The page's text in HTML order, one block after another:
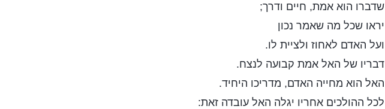
שדברו הוא אמת, חיים ודרך;
יראו שכל מה שאמר נכון
ועל האדם לאחוז ולציית לו.
דבריו של האל אמת קבועה לנצח.
האל הוא מחייה האדם, מדריכו היחיד.
לכל ההולכים אחריו יגלה האל עובדה זאת: